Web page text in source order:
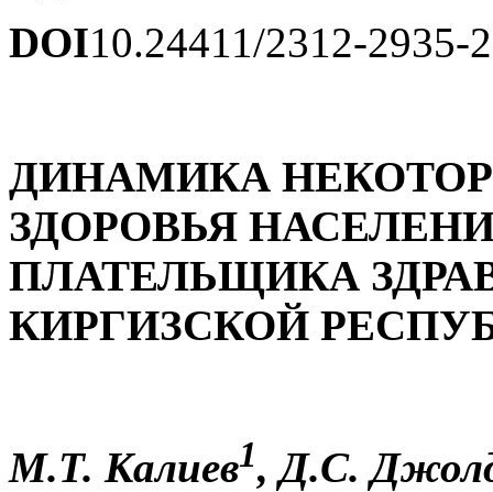
DOI10.24411/2312-2935-
ДИНАМИКА
ЗДОРОВЬЯ
ПЛАТЕЛЬЩИКА
КИРГИЗСКОЙ
М.Т. Калиев1, Д.С.